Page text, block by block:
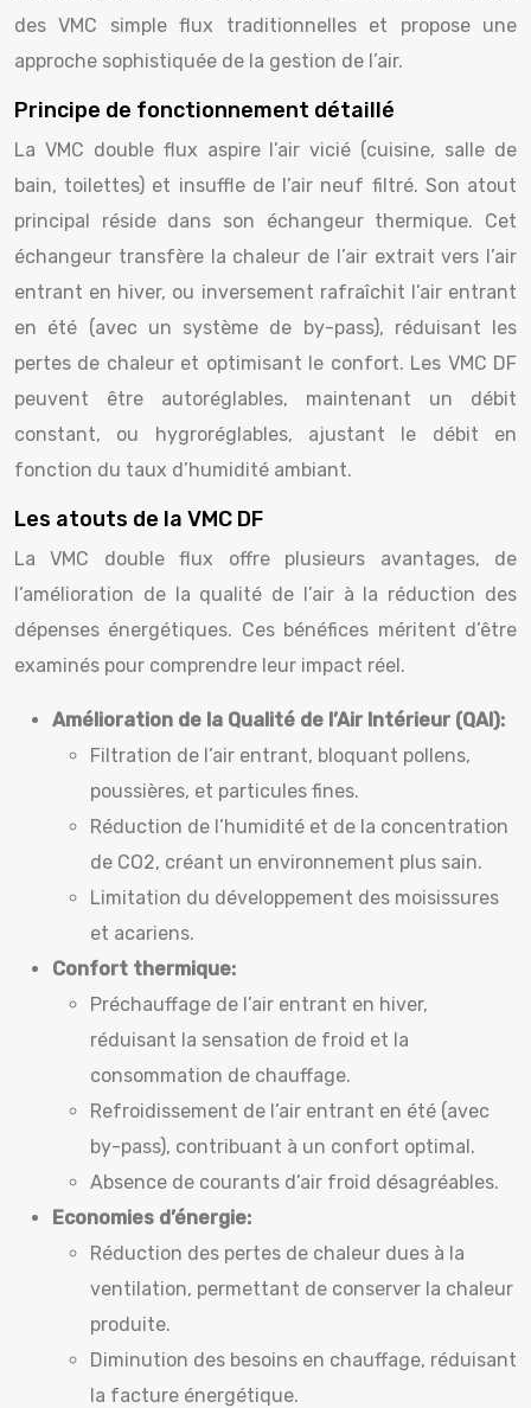
des VMC simple flux traditionnelles et propose une
approche sophistiquée de la gestion de l’air.
Principe de fonctionnement détaillé
La VMC double flux aspire l’air vicié (cuisine, salle de
bain, toilettes) et insuffle de l’air neuf filtré. Son atout
principal réside dans son échangeur thermique. Cet
échangeur transfère la chaleur de l’air extrait vers l’air
entrant en hiver, ou inversement rafraîchit l’air entrant
en été (avec un système de by-pass), réduisant les
pertes de chaleur et optimisant le confort. Les VMC DF
peuvent être autoréglables, maintenant un débit
constant, ou hygroréglables, ajustant le débit en
fonction du taux d’humidité ambiant.
Les atouts de la VMC DF
La VMC double flux offre plusieurs avantages, de
l’amélioration de la qualité de l’air à la réduction des
dépenses énergétiques. Ces bénéfices méritent d’être
examinés pour comprendre leur impact réel.
Amélioration de la Qualité de l’Air Intérieur (QAI):
Filtration de l’air entrant, bloquant pollens,
poussières, et particules fines.
Réduction de l’humidité et de la concentration
de CO2, créant un environnement plus sain.
Limitation du développement des moisissures
et acariens.
Confort thermique:
Préchauffage de l’air entrant en hiver,
réduisant la sensation de froid et la
consommation de chauffage.
Refroidissement de l’air entrant en été (avec
by-pass), contribuant à un confort optimal.
Absence de courants d’air froid désagréables.
Economies d’énergie:
Réduction des pertes de chaleur dues à la
ventilation, permettant de conserver la chaleur
produite.
Diminution des besoins en chauffage, réduisant
la facture énergétique.